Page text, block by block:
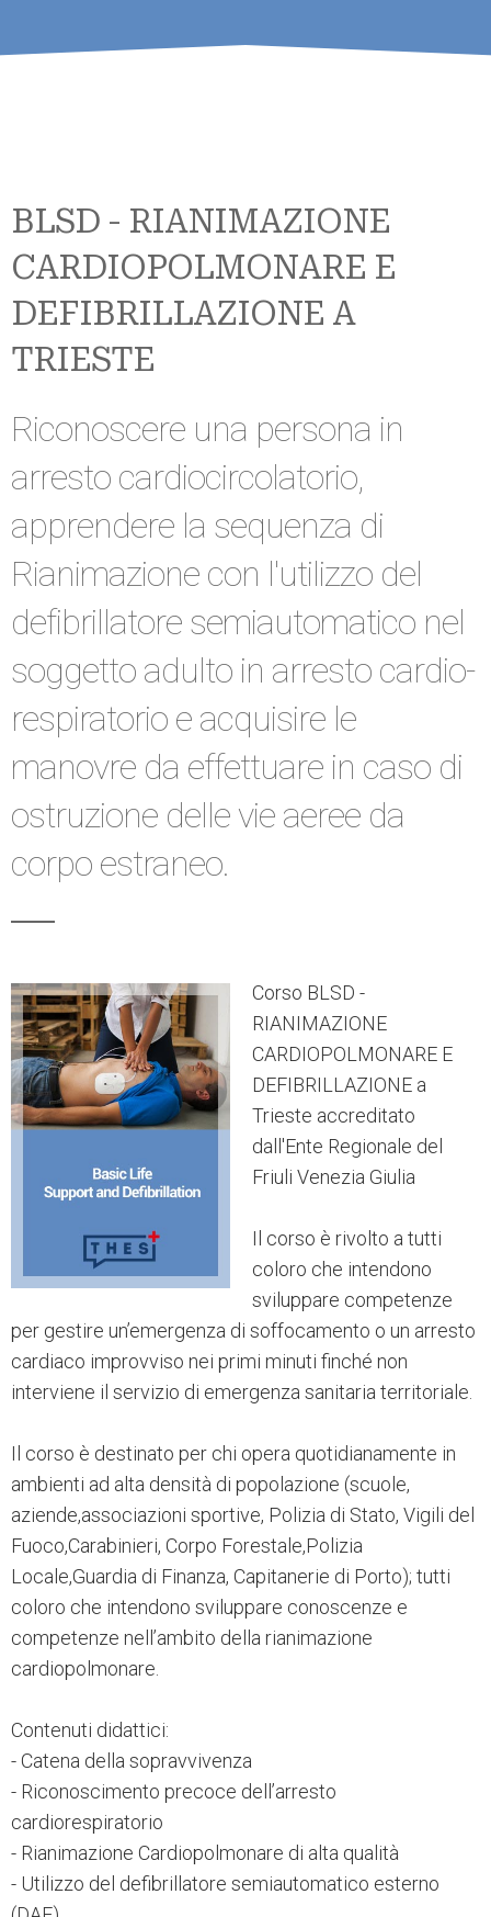
BLSD - RIANIMAZIONE
CARDIOPOLMONARE E
DEFIBRILLAZIONE A
TRIESTE
Riconoscere una persona in
arresto cardiocircolatorio,
apprendere la sequenza di
Rianimazione con l'utilizzo del
defibrillatore semiautomatico nel
soggetto adulto in arresto cardio-
respiratorio e acquisire le
manovre da effettuare in caso di
ostruzione delle vie aeree da
corpo estraneo.
Corso BLSD -
RIANIMAZIONE
CARDIOPOLMONARE E
DEFIBRILLAZIONE a
Trieste accreditato
dall'Ente Regionale del
Friuli Venezia Giulia
Il corso è rivolto a tutti
coloro che intendono
sviluppare competenze
per gestire un’emergenza di soffocamento o un arresto
cardiaco improvviso nei primi minuti finché non
interviene il servizio di emergenza sanitaria territoriale.
Il corso è destinato per chi opera quotidianamente in
ambienti ad alta densità di popolazione (scuole,
aziende,associazioni sportive, Polizia di Stato, Vigili del
Fuoco,Carabinieri, Corpo Forestale,Polizia
Locale,Guardia di Finanza, Capitanerie di Porto); tutti
coloro che intendono sviluppare conoscenze e
competenze nell’ambito della rianimazione
cardiopolmonare.
Contenuti didattici:
- Catena della sopravvivenza
- Riconoscimento precoce dell’arresto
cardiorespiratorio
- Rianimazione Cardiopolmonare di alta qualità
- Utilizzo del defibrillatore semiautomatico esterno